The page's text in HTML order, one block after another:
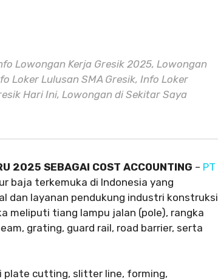
Lowongan Kerja Gresik 2025, Lowongan
Loker Lulusan SMA Gresik, Info Loker
Hari Ini, Lowongan di Sekitar Saya
2025 SEBAGAI COST ACCOUNTING – PT
baja terkemuka di Indonesia yang
dan layanan pendukung industri konstruksi
meliputi tiang lampu jalan (pole), rangka
grating, guard rail, road barrier, serta
plate cutting, slitter line, forming,